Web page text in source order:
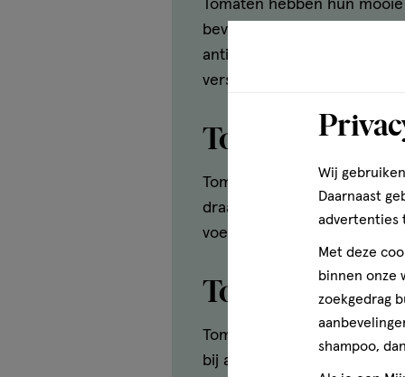
Tomaten hebben hun
bevatten. Andere rode
antioxidant is. Lycopeen
verschillende groenten en
Tomaten
Tomaten kunnen bijdragen
draagt bij aan de
voedingsmiddelen voor een
Tomaten
Tomaten bevatten het
bij aan het behoud van een
Wij
Daarnaast
advertenties
Met deze
binnen onze
zoekgedrag
shampoo,